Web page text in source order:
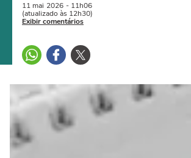
11 mai 2026 - 11h06
(atualizado às 12h30)
Exibir comentários